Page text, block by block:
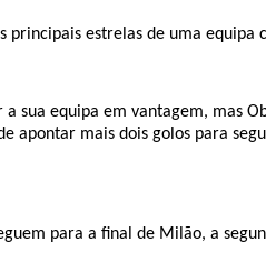
estrelas de uma
sua equipa em vantagem, mas
mais dois golos para
para a final de Milão, a